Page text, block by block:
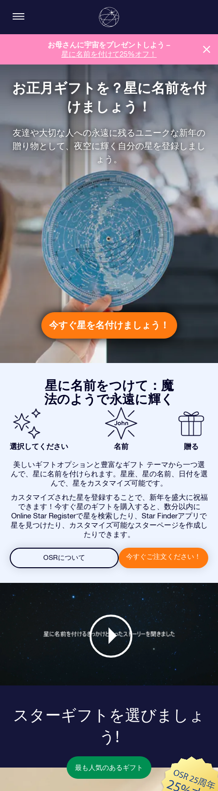
お母さんに宇宙をプレゼントしよう –
星に名前を付けて25%オフ！
お正月ギフトを？星に名前を付
けましょう！
友達や大切な人への永遠に残るユニークな新年の
贈り物として、夜空に輝く自分の星を登録しまし
ょう。
今すぐ星を名付けましょう！
星に名前をつけて：魔
法のようで永遠に輝く
選択してください 名前 贈る
美しいギフトオプションと豊富なギフト テーマから一つ選
んで、星に名前を付けられます。星座、星の名前、日付を選
んで、星をカスタマイズ可能です。
カスタマイズされた星を登録することで、新年を盛大に祝福
できます！今すぐ星のギフトを購入すると、数分以内に
Online Star Registerで星を検索したり、Star Finderアプリで
星を見つけたり、カスタマイズ可能なスターページを作成し
たりできます。
OSRについて 今すぐご注文ください！
スターギフトを選びましょ
う!
最も人気のあるギフト